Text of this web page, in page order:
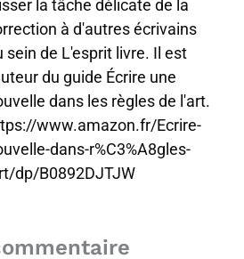
la tâche délicate de la
à d'autres écrivains
sein de L'esprit livre. Il est
du guide Écrire une
dans les règles de l'art.
www.amazon.fr/Ecrire-
dans-r%C3%A8gles-
dp/B0892DJTJW